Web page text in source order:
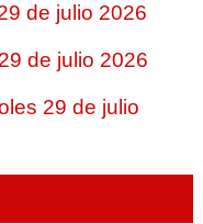
de julio 2026
de julio 2026
29 de julio